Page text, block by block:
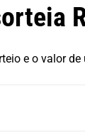
e o valor